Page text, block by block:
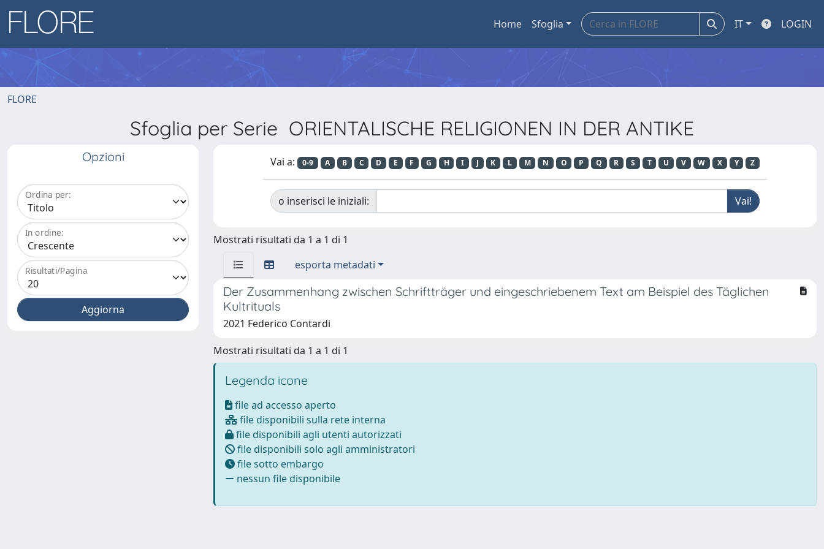
Home Sfoglia IT LOGIN
FLORE
Sfoglia per Serie ORIENTALISCHE RELIGIONEN IN DER ANTIKE
Opzioni
Ordina per:
In ordine:
Risultati/Pagina
Vai a: 0-9 A B C D E F G H I J K L M N O P Q R S T U V W X Y Z
o inserisci le iniziali:
Mostrati risultati da 1 a 1 di 1
esporta metadati
Der Zusammenhang zwischen Schriftträger und eingeschriebenem Text am Beispiel des Täglichen
Kultrituals
2021 Federico Contardi
Mostrati risultati da 1 a 1 di 1
Legenda icone
file ad accesso aperto
file disponibili sulla rete interna
file disponibili agli utenti autorizzati
file disponibili solo agli amministratori
file sotto embargo
nessun file disponibile